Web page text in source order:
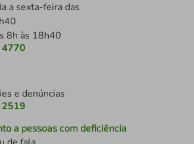
a sexta-feira das
8h às 18h40
e denúncias
a pessoas com deficiência